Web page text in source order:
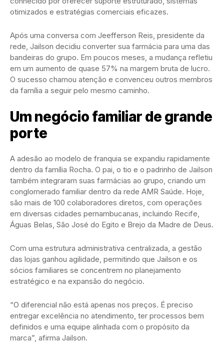
otimizados e estratégias comerciais eficazes.
Após uma conversa com Jeefferson Reis, presidente da
rede, Jailson decidiu converter sua farmácia para uma das
bandeiras do grupo. Em poucos meses, a mudança refletiu
em um aumento de quase 57% na margem bruta de lucro.
O sucesso chamou atenção e convenceu outros membros
da família a seguir pelo mesmo caminho.
Um negócio familiar de grande
porte
A adesão ao modelo de franquia se expandiu rapidamente
dentro da família Rocha. O pai, o tio e o padrinho de Jailson
também integraram suas farmácias ao grupo, criando um
conglomerado familiar dentro da rede AMR Saúde. Hoje,
são mais de 100 colaboradores diretos, com operações
em diversas cidades pernambucanas, incluindo Recife,
Águas Belas, São José do Egito e Brejo da Madre de Deus.
Com uma estrutura administrativa centralizada, a gestão
das lojas ganhou agilidade, permitindo que Jailson e os
sócios familiares se concentrem no planejamento
estratégico e na expansão do negócio.
“O diferencial não está apenas nos preços. É preciso
entregar excelência no atendimento, ter processos bem
definidos e uma equipe alinhada com o propósito da
marca”, afirma Jailson.